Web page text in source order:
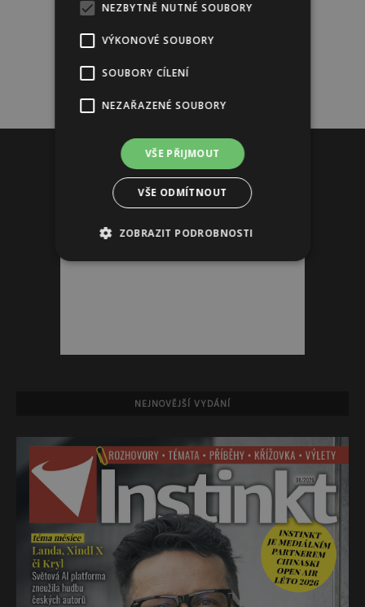
NEJNOVĚJŠÍ VYDÁNÍ
NEZBYTNĚ NUTNÉ SOUBORY
VÝKONOVÉ SOUBORY
SOUBORY CÍLENÍ
NEZAŘAZENÉ SOUBORY
VŠE PŘIJMOUT
VŠE ODMÍTNOUT
ZOBRAZIT PODROBNOSTI